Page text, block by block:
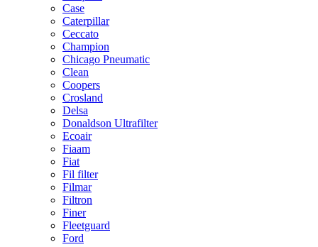
Case
Caterpillar
Ceccato
Champion
Chicago Pneumatic
Clean
Coopers
Crosland
Delsa
Donaldson Ultrafilter
Ecoair
Fiaam
Fiat
Fil filter
Filmar
Filtron
Finer
Fleetguard
Ford